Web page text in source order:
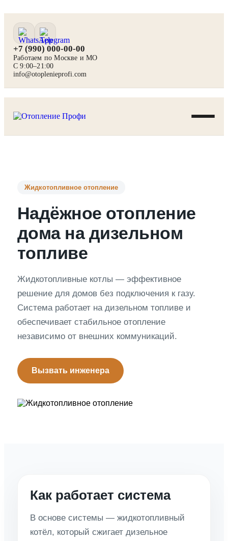
Работаем по Москве и МО
С 9:00–21:00
info@otoplenieprofi.com
+7 (990) 000-00-00
Жидкотопливное отопление
Надёжное отопление
дома на дизельном
топливе
Жидкотопливные котлы — эффективное
решение для домов без подключения к газу.
Система работает на дизельном топливе и
обеспечивает стабильное отопление
независимо от внешних коммуникаций.
Вызвать инженера
Как работает система
В основе системы — жидкотопливный
котёл, который сжигает дизельное